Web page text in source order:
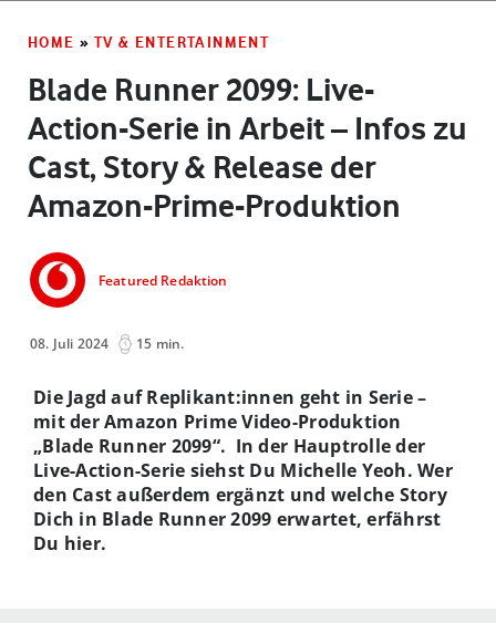
HOME » TV & ENTERTAINMENT
Blade Runner 2099: Live-
Action-Serie in Arbeit – Infos zu
Cast, Story & Release der
Amazon-Prime-Produktion
Featured Redaktion
08. Juli 2024 15 min.
Die Jagd auf Replikant:innen geht in Serie –
mit der Amazon Prime Video-Produktion
„Blade Runner 2099“. In der Hauptrolle der
Live-Action-Serie siehst Du Michelle Yeoh. Wer
den Cast außerdem ergänzt und welche Story
Dich in Blade Runner 2099 erwartet, erfährst
Du hier.